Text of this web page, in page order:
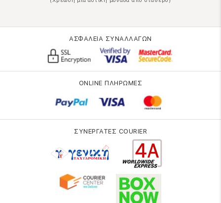
ΑΣΦΑΛΕΙΑ ΣΥΝΑΛΛΑΓΩΝ
ONLINE ΠΛΗΡΩΜΕΣ
ΣΥΝΕΡΓΑΤΕΣ COURIER